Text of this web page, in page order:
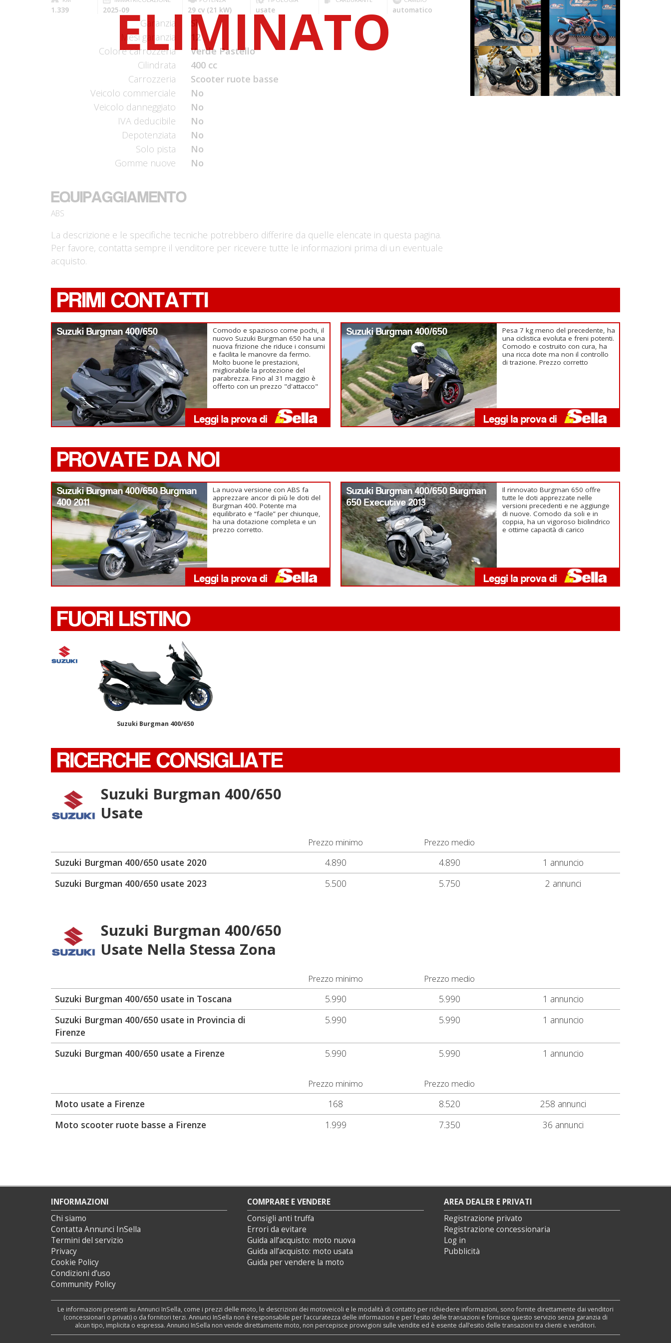
1.339 2025-09 29 cv (21 kW) usate automatico
Garanzia
Sì
Mesi garanzia
12
Colore carrozzeria
Verde Pastello
Cilindrata
400 cc
Carrozzeria
Scooter ruote basse
Veicolo commerciale
No
Veicolo danneggiato
No
IVA deducibile
No
Depotenziata
No
Solo pista
No
Gomme nuove
No
EQUIPAGGIAMENTO
ABS
La descrizione e le specifiche tecniche potrebbero differire da quelle elencate in questa pagina.
Per favore, contatta sempre il venditore per ricevere tutte le informazioni prima di un eventuale
acquisto.
HONDA SH
€ 3.350 €
ALTRA-MARCA
ALTRO-
MODELLO
€ 1.700 €
SYM ADX-400
€ 6.990 €
YAMAHA TMAX
€ 5.790 €
PRIMI CONTATTI
Suzuki Burgman 400/650
Comodo e spazioso come pochi, il
nuovo Suzuki Burgman 650 ha una
nuova frizione che riduce i consumi
e facilita le manovre da fermo.
Molto buone le prestazioni,
migliorabile la protezione del
parabrezza. Fino al 31 maggio è
offerto con un prezzo "d'attacco"
Suzuki Burgman 400/650
Pesa 7 kg meno del precedente, ha
una ciclistica evoluta e freni potenti.
Comodo e costruito con cura, ha
una ricca dote ma non il controllo
di trazione. Prezzo corretto
PROVATE DA NOI
Suzuki Burgman 400/650 Burgman
400 2011
La nuova versione con ABS fa
apprezzare ancor di più le doti del
Burgman 400. Potente ma
equilibrato e “facile” per chiunque,
ha una dotazione completa e un
prezzo corretto.
Suzuki Burgman 400/650 Burgman
650 Executive 2013
Il rinnovato Burgman 650 offre
tutte le doti apprezzate nelle
versioni precedenti e ne aggiunge
di nuove. Comodo da soli e in
coppia, ha un vigoroso bicilindrico
e ottime capacità di carico
FUORI LISTINO
Suzuki Burgman 400/650
RICERCHE CONSIGLIATE
Suzuki Burgman 400/650
Usate
Prezzo minimo Prezzo medio
Suzuki Burgman 400/650 usate 2020 4.890 4.890
1 annuncio
Suzuki Burgman 400/650 usate 2023
5.500 5.750 2 annunci
Suzuki Burgman 400/650
Usate Nella Stessa Zona
Prezzo minimo Prezzo medio
Suzuki Burgman 400/650 usate in Toscana 5.990 5.990
1 annuncio
Suzuki Burgman 400/650 usate in Provincia di
Firenze
5.990 5.990 1 annuncio
Suzuki Burgman 400/650 usate a Firenze 5.990 5.990 1 annuncio
Prezzo minimo Prezzo medio
Moto usate a Firenze 168 8.520
258 annunci
Moto scooter ruote basse a Firenze
1.999 7.350 36 annunci
INFORMAZIONI
Chi siamo
Contatta Annunci InSella
Termini del servizio
Privacy
Cookie Policy
Condizioni d’uso
Community Policy
COMPRARE E VENDERE
Consigli anti truffa
Errori da evitare
Guida all’acquisto: moto nuova
Guida all’acquisto: moto usata
Guida per vendere la moto
AREA DEALER E PRIVATI
Registrazione privato
Registrazione concessionaria
Log in
Pubblicità
Le informazioni presenti su Annunci InSella, come i prezzi delle moto, le descrizioni dei motoveicoli e le modalità di contatto per richiedere informazioni, sono fornite direttamente dai venditori
(concessionari o privati) o da fornitori terzi. Annunci InSella non è responsabile per l’accuratezza delle informazioni e per l’esito delle transazioni e fornisce questo servizio senza garanzia di
alcun tipo, implicita o espressa. Annunci InSella non vende direttamente moto, non percepisce provvigioni sulle vendite ed è esente dall’esito delle transazioni tra clienti e venditori.